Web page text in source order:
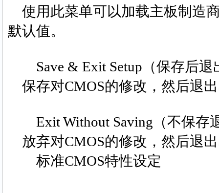
使用此菜单可以加载主板制造
默认值。
Save & Exit Setup（保存后退
保存对CMOS的修改，然后退出
Exit Without Saving（不保存
放弃对CMOS的修改，然后退出
标准CMOS特性设定